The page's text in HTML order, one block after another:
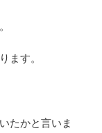
ます。
たかと言いま